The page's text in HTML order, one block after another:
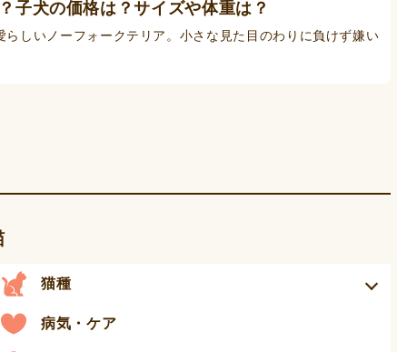
子犬の価格は？サイズや体重は？
しいノーフォークテリア。小さな見た目のわりに負けず嫌い
猫種
病気・ケア